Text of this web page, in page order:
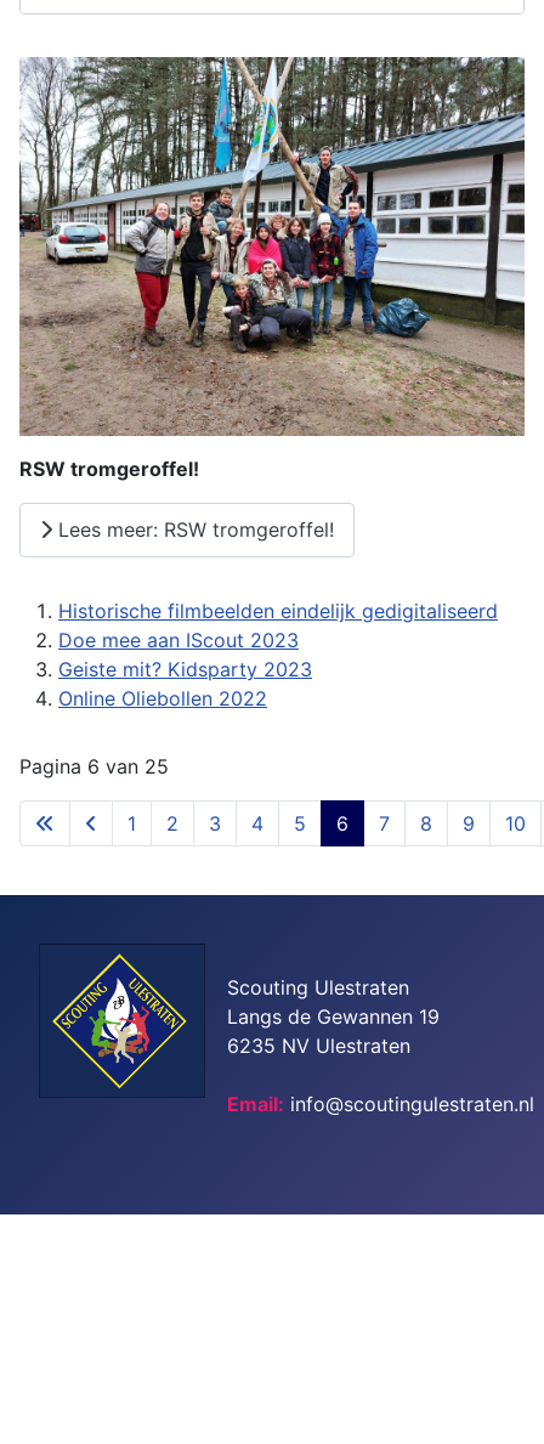
RSW tromgeroffel!
Lees meer: RSW tromgeroffel!
Historische filmbeelden eindelijk gedigitaliseerd
Doe mee aan IScout 2023
Geiste mit? Kidsparty 2023
Online Oliebollen 2022
Pagina 6 van 25
1 2 3 4 5 6 7 8 9 10
Scouting Ulestraten
Langs de Gewannen 19
6235 NV Ulestraten
Email: info@scoutingulestraten.nl